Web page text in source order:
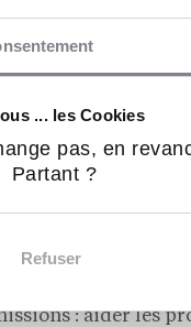
... les Cookies
pas, en
Partant ?
Refuser
en bref
les missions
besoins et au
les matériaux
pour les
un autre des
dont le tarif
« Il permet
» Au bout, «
temps, d’obtenir
: aider les